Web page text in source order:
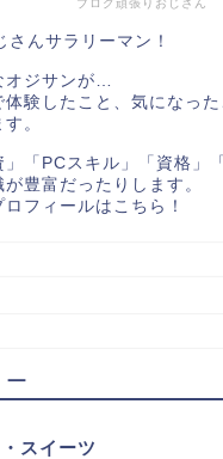
ブログ頑張りおじさん
さんサラリーマン！
オジサンが…
体験したこと、気になっ
。
」「PCスキル」「資格」
豊富だったりします。
フィールはこちら！
スイーツ